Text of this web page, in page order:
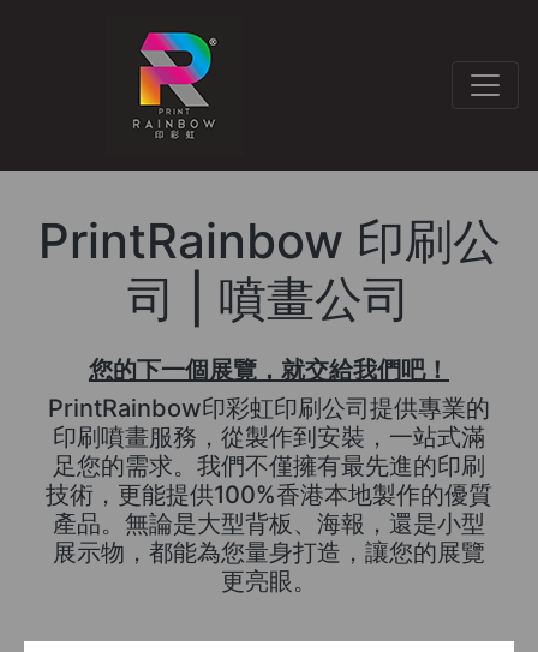
PrintRainbow 印刷公
司 | 噴畫公司
您的下一個展覽，就交給我們吧！
PrintRainbow印彩虹印刷公司提供專業的
印刷噴畫服務，從製作到安裝，一站式滿
足您的需求。我們不僅擁有最先進的印刷
技術，更能提供100%香港本地製作的優質
產品。無論是大型背板、海報，還是小型
展示物，都能為您量身打造，讓您的展覽
更亮眼。